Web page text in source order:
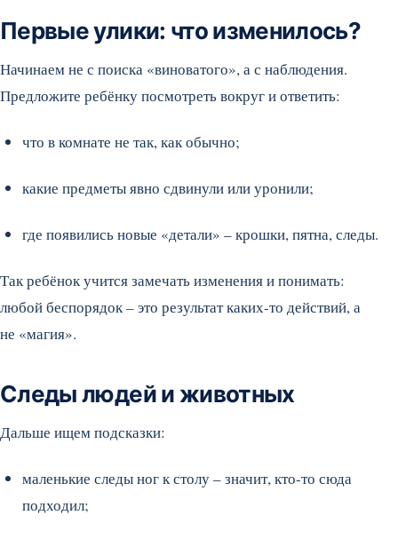
Первые улики: что изменилось?
Начинаем не с поиска «виноватого», а с наблюдения.
Предложите ребёнку посмотреть вокруг и ответить:
что в комнате не так, как обычно;
какие предметы явно сдвинули или уронили;
где появились новые «детали» – крошки, пятна, следы.
Так ребёнок учится замечать изменения и понимать:
любой беспорядок – это результат каких-то действий, а
не «магия».
Следы людей и животных
Дальше ищем подсказки:
маленькие следы ног к столу – значит, кто-то сюда
подходил;